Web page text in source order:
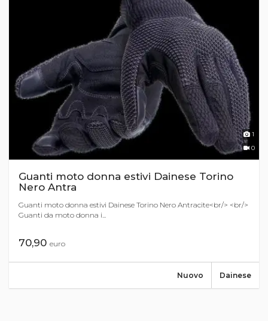
1
0
Guanti moto donna estivi Dainese Torino
Nero Antra
Guanti moto donna estivi Dainese Torino Nero Antracite<br/> <br/>
Guanti da moto donna i...
70,90 euro
Dainese
Nuovo